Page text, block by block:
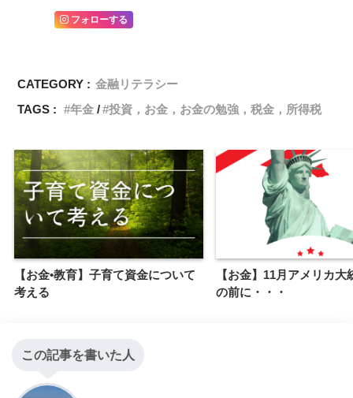
フォローする
CATEGORY : 金融リテラシー
TAGS :
年金 投資，お金，お金の勉強，税金，所得税
【お金•教育】子育て資金について
考える
【お金】11月アメリカ大
の前に・・・
この記事を書いた人